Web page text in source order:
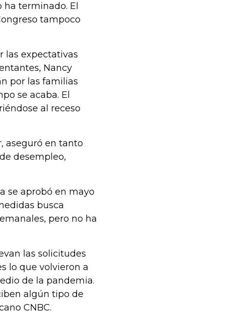
terminado. El
tampoco
las expectativas
Nancy
por las familias
se acaba. El
al receso
aseguró en tanto
desempleo,
se aprobó en mayo
busca
pero no ha
las solicitudes
lo que volvieron a
de la pandemia.
algún tipo de
CNBC.